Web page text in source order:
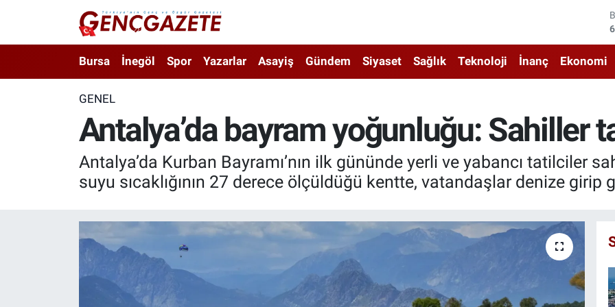
Bursa İnegöl Spor Yazarlar Asayiş Gündem Siyaset Sağlık Teknoloji İnanç Ekonomi
GENEL
Antalya’da bayram yoğunluğu: Sahiller
Antalya’da Kurban Bayramı’nın ilk gününde yerli ve yabancı tatilciler
suyu sıcaklığının 27 derece ölçüldüğü kentte, vatandaşlar denize girip
Nöbetçi Eczaneler
Trafik Durumu
Süper Lig Puan Durumu ve Fikstür
Tüm Manşetler
Son Dakika Haberleri
Haber Arşivi